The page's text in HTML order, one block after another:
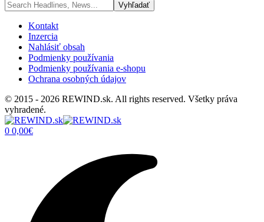
Kontakt
Inzercia
Nahlásiť obsah
Podmienky používania
Podmienky používania e-shopu
Ochrana osobných údajov
© 2015 - 2026 REWIND.sk. All rights reserved. Všetky práva
vyhradené.
0 0,00€